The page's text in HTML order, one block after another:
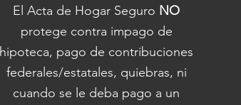
El Acta de Hogar Seguro NO
protege contra impago de
hipoteca, pago de contribuciones
federales/estatales, quiebras, ni
cuando se le deba pago a un